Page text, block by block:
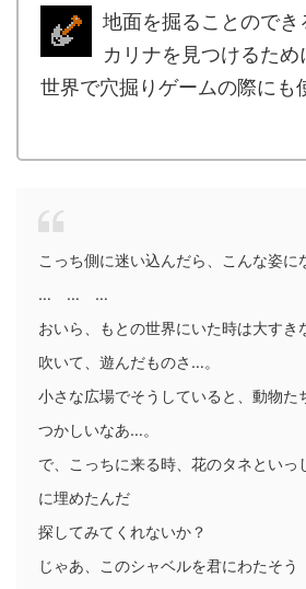
地面を掘ることのでき
カリナを見つけるた
世界で穴掘りゲームの際にも
こっち側に迷い込んだら、こんな姿に
… … …
おいら、もとの世界にいた時は大すき
吹いて、遊んだものさ…。
小さな広場でそうしていると、動物
つかしいなあ…。
で、こっちに来る時、花のタネといっ
に埋めたんだ
探してみてくれないか？
じゃあ、このシャベルを君にわ